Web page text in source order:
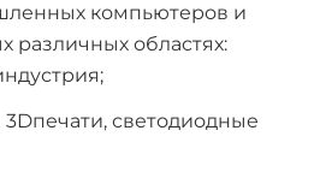
компьютеров и
различных областях:
светодиодные